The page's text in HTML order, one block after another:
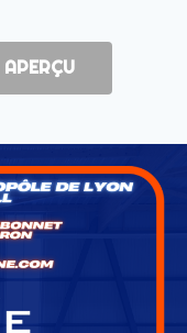
APERÇU